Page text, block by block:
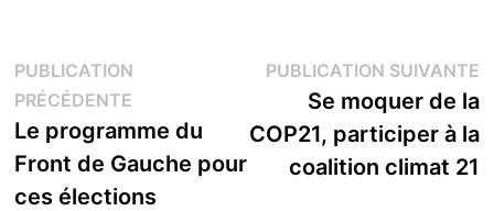
Navigation
de
l’article
PUBLICATION
PRÉCÉDENTEPublication
précédente :
Le programme du
Front de Gauche pour
ces élections
PUBLICATION SUIVANTE
Se moquer de la
COP21, participer à la
coalition climat 21